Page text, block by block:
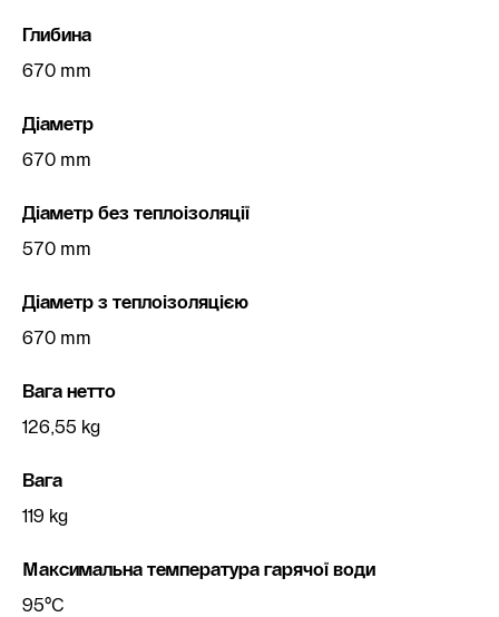
Глибина
670 mm
Діаметр
670 mm
Діаметр без теплоізоляції
570 mm
Діаметр з теплоізоляцією
670 mm
Вага нетто
126,55 kg
Вага
119 kg
Максимальна температура гарячої води
95°C